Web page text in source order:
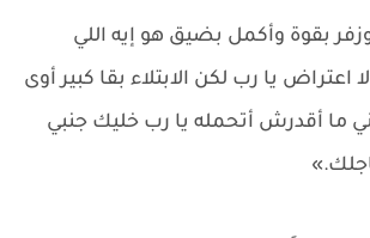
بقوة وأكمل بضيق هو إيه اللي
اعتراض يا رب لكن الابتلاء بقا كبير أوى
ما أقدرش أتحمله يا رب خليك جنبي